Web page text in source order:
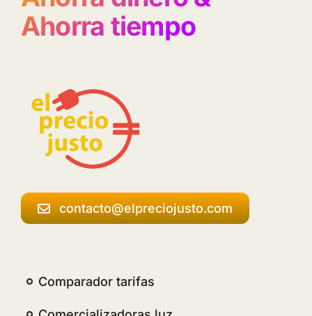
Ahorra tiempo
contacto@elpreciojusto.com
Comparador tarifas